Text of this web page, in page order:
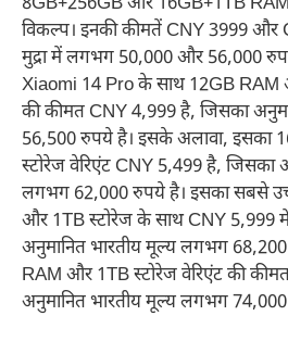
विकल्प। इनकी कीमतें CNY 3999 और
मुद्रा में लगभग 50,000 और 56,000
Xiaomi 14 Pro के साथ 12GB RAM
की कीमत CNY 4,999 है, जिसका
56,500 रुपये है। इसके अलावा, इसका
स्टोरेज वेरिएंट CNY 5,499 है, जिसका
लगभग 62,000 रुपये है। इसका सबसे
और 1TB स्टोरेज के साथ CNY 5,999
अनुमानित भारतीय मूल्य लगभग
RAM और 1TB स्टोरेज वेरिएंट की
अनुमानित भारतीय मूल्य लगभग